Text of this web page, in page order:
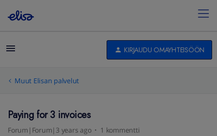
KIRJAUDU OMAYHTEISÖÖN
Muut Elisan palvelut
Paying for 3 invoices
Forum|Forum|3 years ago 1 kommentti